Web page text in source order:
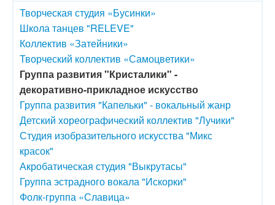
Творческая студия «Бусинки»
Школа танцев "RELEVE"
Коллектив «Затейники»
Творческий коллектив «Самоцветики»
Группа развития "Кристалики" -
декоративно-прикладное искусство
Группа развития "Капельки" - вокальный жанр
Детский хореографический коллектив "Лучики"
Студия изобразительного искусства "Микс
красок"
Акробатическая студия "Выкрутасы"
Группа эстрадного вокала "Искорки"
Фолк-группа «Славица»